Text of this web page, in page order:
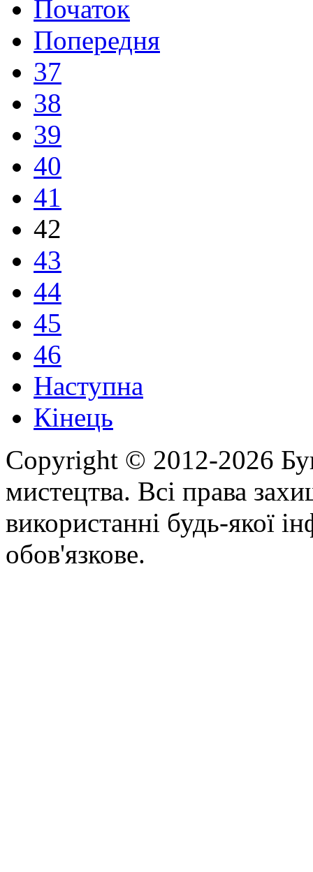
Початок
Попередня
37
38
39
40
41
42
43
44
45
46
Наступна
Кінець
Copyright © 2012-2026
мистецтва. Всі права
використанні будь-якої
обов'язкове.